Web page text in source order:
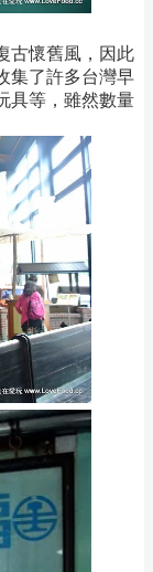
古懷舊風，因此
集了許多台灣早
具等，雖然數量